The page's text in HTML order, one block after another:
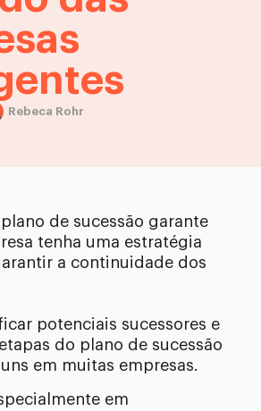
Rebeca Rohr
de sucessão garante
tenha uma estratégia
a continuidade dos
potenciais sucessores e
do plano de sucessão
em muitas empresas.
em